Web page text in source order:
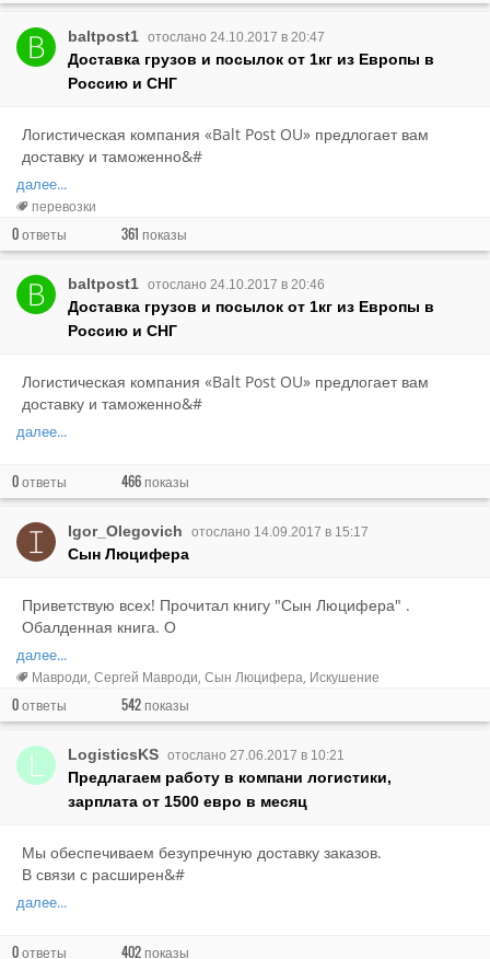
baltpost1 отослано 24.10.2017 в 20:47
Доставка грузов и посылок от 1кг из Европы в
Россию и СНГ
Логистическая компания «Balt Post OU» предлогает вам
доставку и таможенно&#
далее...
перевозки
0ответы 361 показы
baltpost1 отослано 24.10.2017 в 20:46
Доставка грузов и посылок от 1кг из Европы в
Россию и СНГ
Логистическая компания «Balt Post OU» предлогает вам
доставку и таможенно&#
далее...
0ответы 466показы
Igor_Olegovich отослано 14.09.2017 в 15:17
Сын Люцифера
Приветствую всех! Прочитал книгу "Сын Люцифера" .
Обалденная книга. О
далее...
Мавроди Сергей Мавроди Сын Люцифера Искушение
0ответы 542показы
LogisticsKS отослано 27.06.2017 в 10:21
Предлагаем работу в компани логистики,
зарплата от 1500 евро в месяц
Мы обеспечиваем безупречную доставку заказов.
В связи с расширен&#
далее...
0ответы 402показы